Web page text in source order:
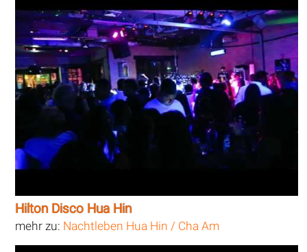
Hilton Disco Hua Hin
mehr zu: Nachtleben Hua Hin / Cha Am